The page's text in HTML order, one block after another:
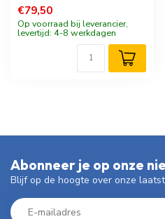
€79,50
Op voorraad bij leverancier,
levertijd: 4-8 werkdagen
Abonneer je op onze
Blijf op de hoogte over onze